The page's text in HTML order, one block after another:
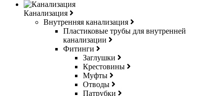
Канализация
Внутренняя канализация
Пластиковые трубы для внутренней
канализации
Фитинги
Заглушки
Крестовины
Муфты
Отводы
Патрубки